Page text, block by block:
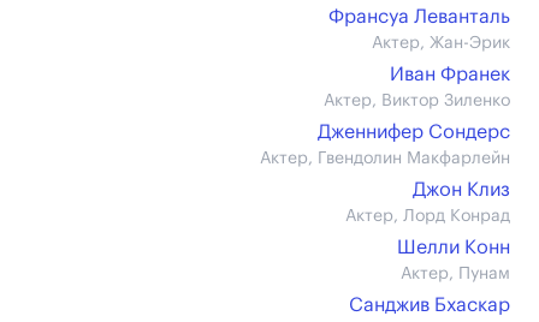
Франсуа Леванталь
Актер, Жан-Эрик
Иван Франек
Актер, Виктор Зиленко
Дженнифер Сондерс
Актер, Гвендолин Макфарлейн
Джон Клиз
Актер, Лорд Конрад
Шелли Конн
Актер, Пунам
Санджив Бхаскар